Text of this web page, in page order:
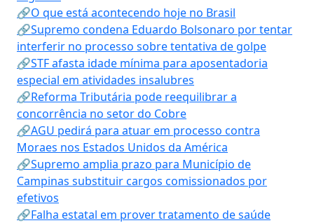
🔗O que está acontecendo hoje no Brasil
🔗Supremo condena Eduardo Bolsonaro por tentar
interferir no processo sobre tentativa de golpe
🔗STF afasta idade mínima para aposentadoria
especial em atividades insalubres
🔗Reforma Tributária pode reequilibrar a
concorrência no setor do Cobre
🔗AGU pedirá para atuar em processo contra
Moraes nos Estados Unidos da América
🔗Supremo amplia prazo para Município de
Campinas substituir cargos comissionados por
efetivos
🔗Falha estatal em prover tratamento de saúde